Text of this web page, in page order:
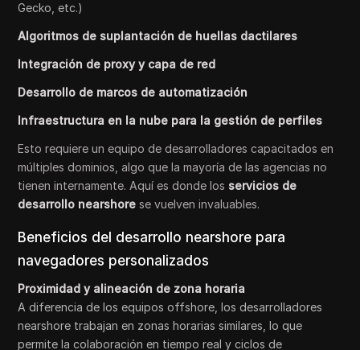
Gecko, etc.)
Algoritmos de suplantación de huellas dactilares
Integración de proxy y capa de red
Desarrollo de marcos de automatización
Infraestructura en la nube para la gestión de perfiles
Esto requiere un equipo de desarrolladores capacitados en
múltiples dominios, algo que la mayoría de las agencias no
tienen internamente. Aquí es donde los servicios de
desarrollo nearshore se vuelven invaluables.
Beneficios del desarrollo nearshore para
navegadores personalizados
Proximidad y alineación de zona horaria
A diferencia de los equipos offshore, los desarrolladores
nearshore trabajan en zonas horarias similares, lo que
permite la colaboración en tiempo real y ciclos de